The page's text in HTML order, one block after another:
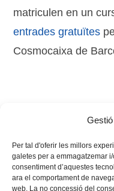
Per tal d'oferir les millors
galetes per a emmagatzemar
consentiment d’aquestes
ara el comportament de
web. La no concessió del
matriculen en un
entrades gratuïtes
Cosmocaixa de
estiu,